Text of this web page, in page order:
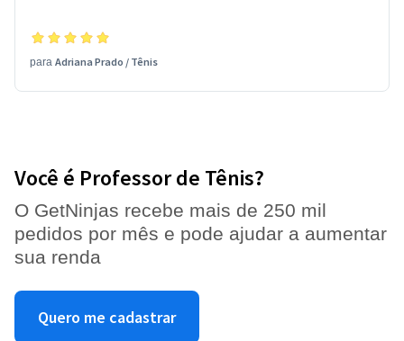
para Adriana Prado / Tênis
Você é Professor de Tênis?
O GetNinjas recebe mais de 250 mil
pedidos por mês e pode ajudar a aumentar
sua renda
Quero me cadastrar